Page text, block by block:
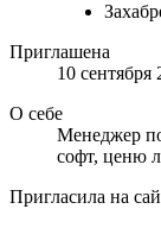
Приглашена
10 сентября
О себе
Менеджер
софт, ценю
Пригласила на